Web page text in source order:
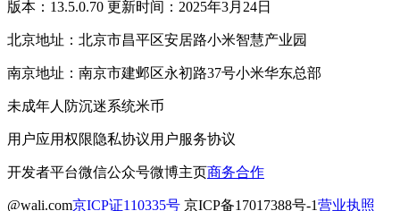
版本：13.5.0.70 更新时间：2025年3月24日
北京地址：北京市昌平区安居路小米智慧产业园
南京地址：南京市建邺区永初路37号小米华东总部
未成年人防沉迷系统米币
用户应用权限隐私协议用户服务协议
开发者平台微信公众号微博主页商务合作
@wali.com京ICP证110335号 京ICP备17017388号-1营业执照